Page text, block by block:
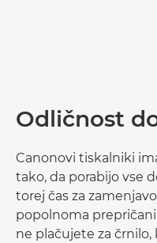
Odličnost
Canonovi tiskalniki
tako, da porabijo vse
torej čas za
popolnoma
ne plačujete za